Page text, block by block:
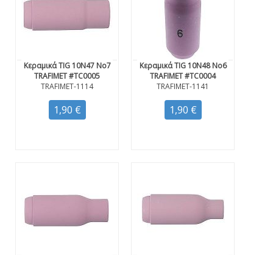
Κεραμικά TIG 10N47 Νο7
TRAFIMET #TC0005
TRAFIMET-1114
1,90 €
Κεραμικά TIG 10N48 Νο6
TRAFIMET #TC0004
TRAFIMET-1141
1,90 €